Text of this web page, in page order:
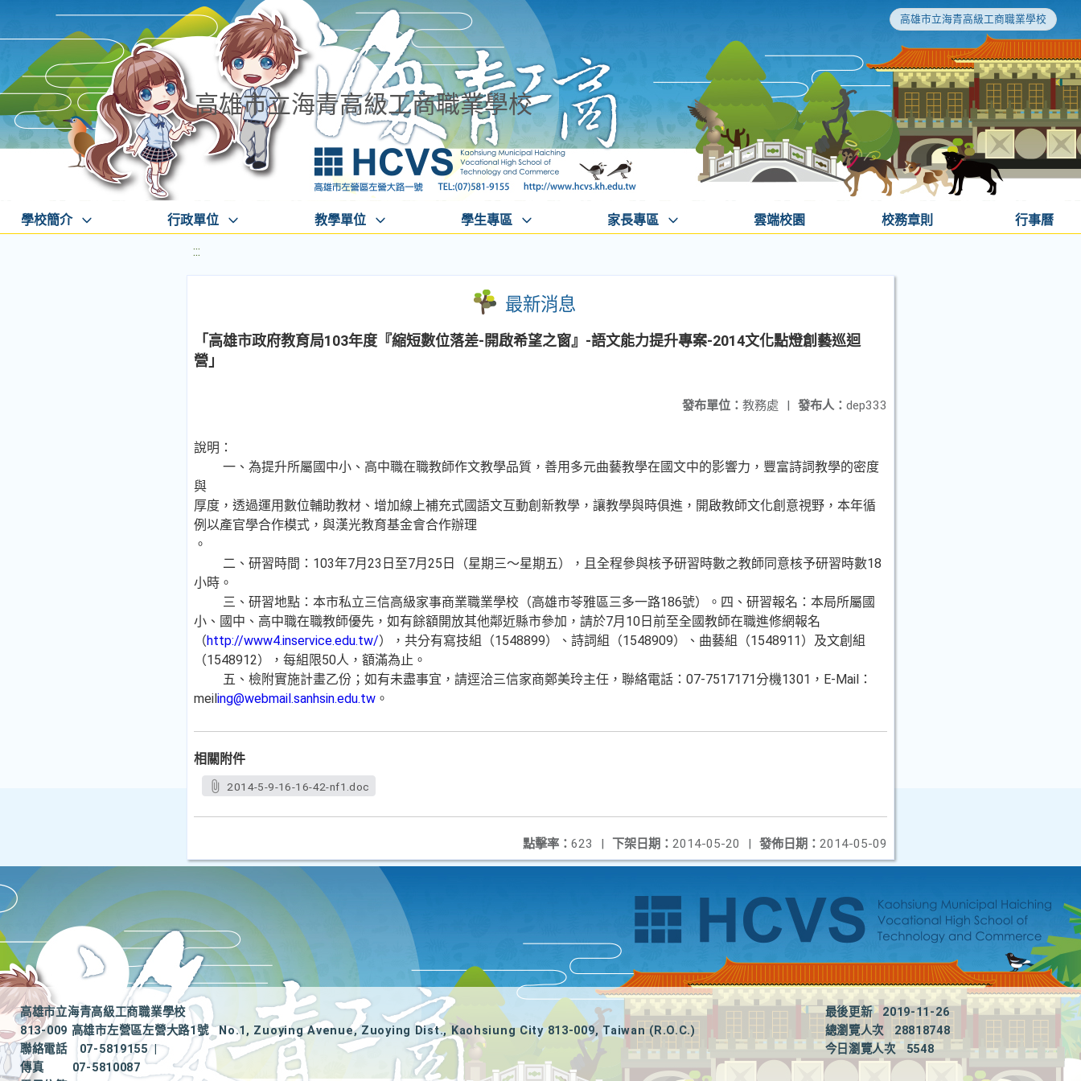
高雄市立海青高級工商職業學校
高雄市立海青高級工商職業學校
學校簡介 行政單位 教學單位 學生專區 家長專區 雲端校園 校務章則 行事曆
:::
最新消息
「高雄市政府教育局103年度『縮短數位落差-開啟希望之窗』-語文能力提升專案-2014文化點燈創藝巡迴
營」
發布人： dep333
發布單位： 教務處 |
說明：
一、為提升所屬國中小、高中職在職教師作文教學品質，善用多元曲藝教學在國文中的影響力，豐富詩詞教學的密度
與
厚度，透過運用數位輔助教材、增加線上補充式國語文互動創新教學，讓教學與時俱進，開啟教師文化創意視野，本年循
例以產官學合作模式，與漢光教育基金會合作辦理
。
二、研習時間：103年7月23日至7月25日（星期三～星期五），且全程參與核予研習時數之教師同意核予研習時數18
小時。
三、研習地點：本市私立三信高級家事商業職業學校（高雄市苓雅區三多一路186號）。四、研習報名：本局所屬國
小、國中、高中職在職教師優先，如有餘額開放其他鄰近縣市參加，請於7月10日前至全國教師在職進修網報名
（http://www4.inservice.edu.tw/），共分有寫技組（1548899）、詩詞組（1548909）、曲藝組（1548911）及文創組
（1548912），每組限50人，額滿為止。
五、檢附實施計畫乙份；如有未盡事宜，請逕洽三信家商鄭美玲主任，聯絡電話：07-7517171分機1301，E-Mail：
meiling@webmail.sanhsin.edu.tw 。
相關附件
2014-5-9-16-16-42-nf1.doc
發佈日期： 2014-05-09
下架日期： 2014-05-20 |
點擊率： 623 |
高雄市立海青高級工商職業學校
813-009 高雄市左營區左營大路1號
No.1, Zuoying Avenue, Zuoying Dist., Kaohsiung City 813-009, Taiwan (R.O.C.)
聯絡電話
07-5819155
|
傳真
07-5810087
最後更新
2019-11-26
總瀏覽人次
28818748
今日瀏覽人次
5548